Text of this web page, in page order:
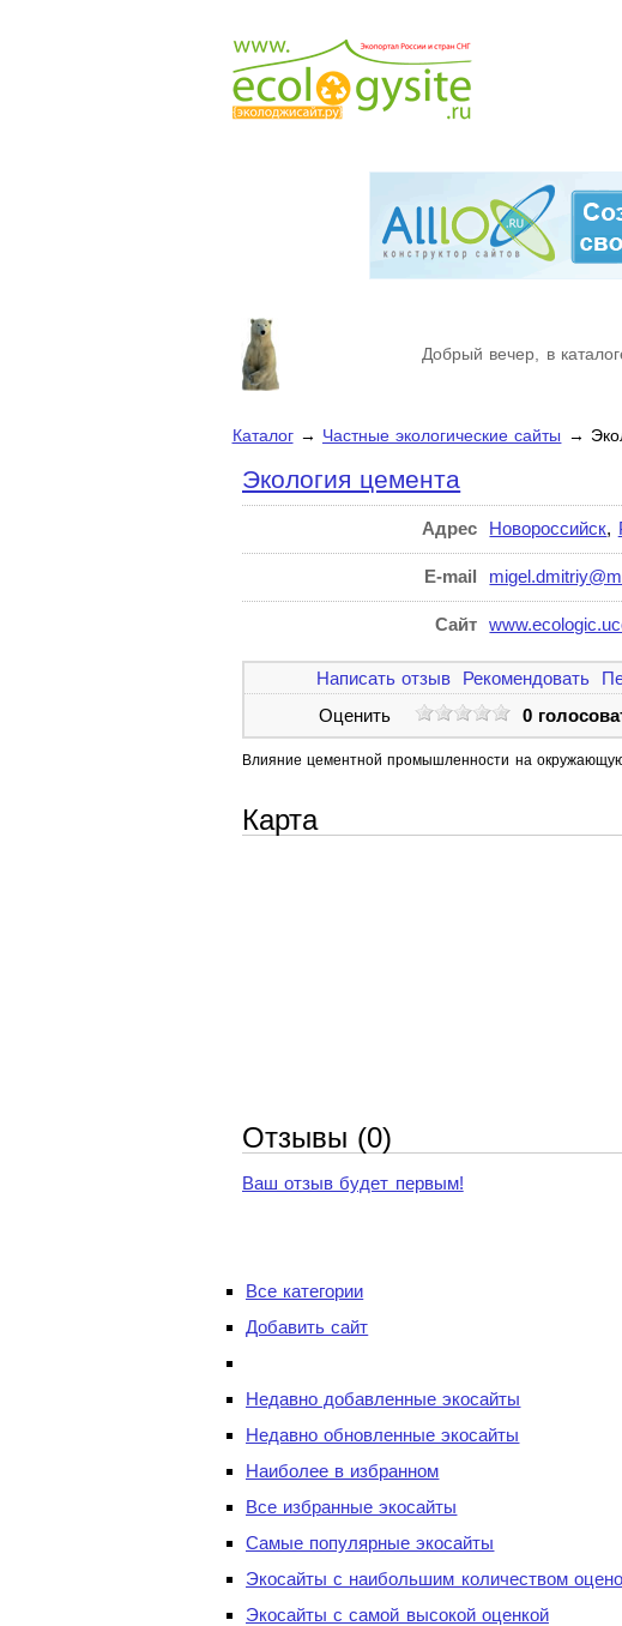
Добрый вечер, в
Каталог→ Частные экологические сайты →
Экология цемента
Адрес Новороссийск,
E-mail
Сайт
Написать отзыв Рекомендовать
Оценить
0
Влияние цементной промышленности на
Карта
Отзывы (0)
Ваш отзыв будет первым!
Все категории
Добавить сайт
Недавно добавленные экосайты
Недавно обновленные экосайты
Наиболее в избранном
Все избранные экосайты
Самые популярные экосайты
Экосайты с наибольшим количеством
Экосайты с самой высокой оценкой